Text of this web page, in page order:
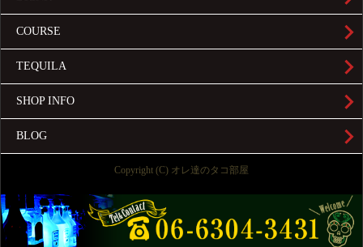
COURSE
TEQUILA
SHOP INFO
BLOG
Copyright (C) オレ達のタコ部屋